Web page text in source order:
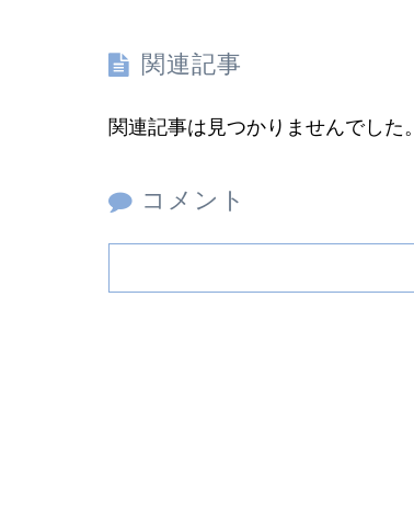
関連記事
関連記事は見つかりませんでした。
コメント